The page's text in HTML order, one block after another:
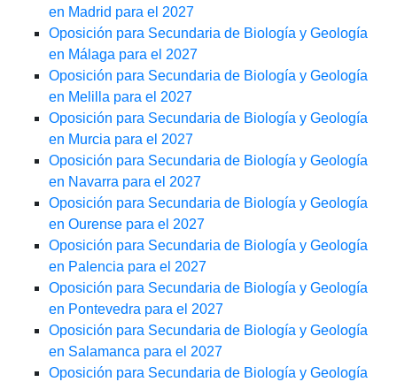
en Madrid para el 2027
Oposición para Secundaria de Biología y Geología
en Málaga para el 2027
Oposición para Secundaria de Biología y Geología
en Melilla para el 2027
Oposición para Secundaria de Biología y Geología
en Murcia para el 2027
Oposición para Secundaria de Biología y Geología
en Navarra para el 2027
Oposición para Secundaria de Biología y Geología
en Ourense para el 2027
Oposición para Secundaria de Biología y Geología
en Palencia para el 2027
Oposición para Secundaria de Biología y Geología
en Pontevedra para el 2027
Oposición para Secundaria de Biología y Geología
en Salamanca para el 2027
Oposición para Secundaria de Biología y Geología